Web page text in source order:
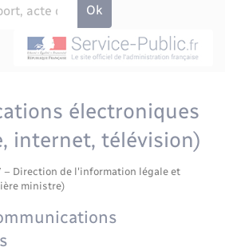
- Citoyenneté
d’occupation de l’espace
électroniques
internet, télévision)
– Direction de l'information légale et
ministre)